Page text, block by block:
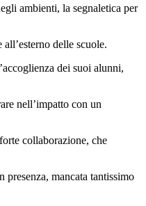
ambienti, la segnaletica per
delle scuole.
dei suoi alunni,
nell’impatto con un
collaborazione, che
presenza, mancata tantissimo